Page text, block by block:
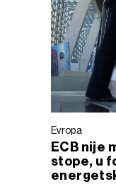
Evropa
ECB nije
stope, u